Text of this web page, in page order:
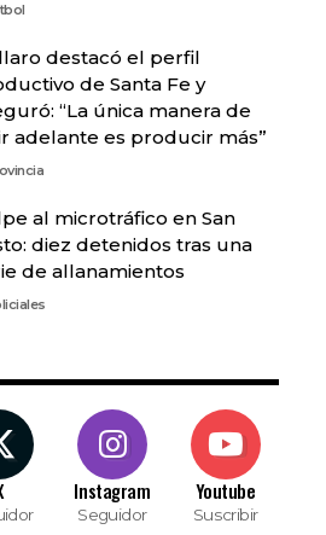
destacó el perfil
de Santa Fe y
“La única manera de
adelante es producir más”
al microtráfico en San
diez detenidos tras una
de allanamientos
Instagram
Seguidor
Youtube
Suscribir